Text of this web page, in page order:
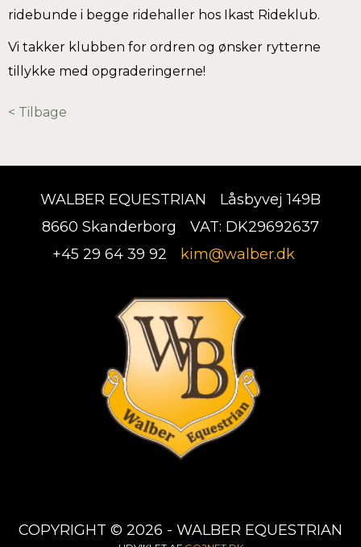
ridebunde i begge ridehaller hos Ikast Rideklub.
Vi takker klubben for ordren og ønsker rytterne
tillykke med opgraderingerne!
< Tilbage
WALBER EQUESTRIAN
Låsbyvej 149B
8660 Skanderborg
VAT: DK29692637
+45 29 64 39 92
kim@walber.dk
COPYRIGHT © 2026 - WALBER EQUESTRIAN